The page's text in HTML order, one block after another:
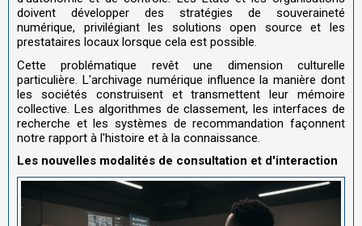
doivent développer des stratégies de souveraineté
numérique, privilégiant les solutions open source et les
prestataires locaux lorsque cela est possible.
Cette problématique revêt une dimension culturelle
particulière. L'archivage numérique influence la manière dont
les sociétés construisent et transmettent leur mémoire
collective. Les algorithmes de classement, les interfaces de
recherche et les systèmes de recommandation façonnent
notre rapport à l'histoire et à la connaissance.
Les nouvelles modalités de consultation et d'interaction